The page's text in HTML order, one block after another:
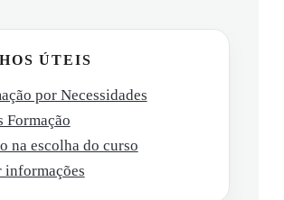
ÚTEIS
por Necessidades
Formação
na escolha do curso
informações